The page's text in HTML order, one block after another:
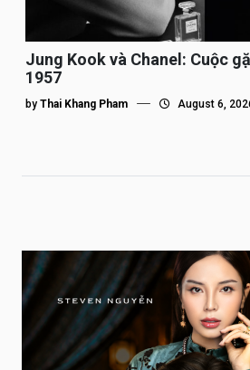
Jung Kook và Chanel: Cuộc
1957
by Thai Khang Pham August 6,